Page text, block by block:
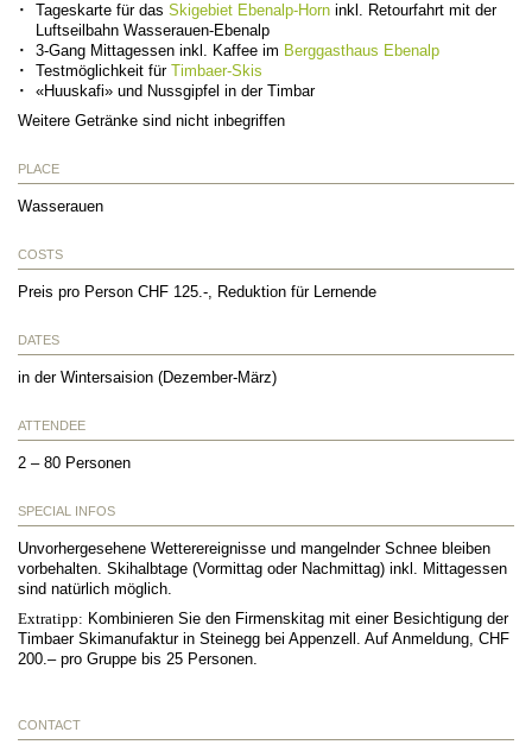
Tageskarte für das Skigebiet Ebenalp-Horn inkl. Retourfahrt mit der
Luftseilbahn Wasserauen-Ebenalp
3-Gang Mittagessen inkl. Kaffee im Berggasthaus Ebenalp
Testmöglichkeit für Timbaer-Skis
«Huuskafi» und Nussgipfel in der Timbar
Weitere Getränke sind nicht inbegriffen
PLACE
Wasserauen
COSTS
Preis pro Person CHF 125.-, Reduktion für Lernende
DATES
in der Wintersaision (Dezember-März)
ATTENDEE
2 – 80 Personen
SPECIAL INFOS
Unvorhergesehene Wetterereignisse und mangelnder Schnee bleiben
vorbehalten. Skihalbtage (Vormittag oder Nachmittag) inkl. Mittagessen
sind natürlich möglich.
Extratipp: Kombinieren Sie den Firmenskitag mit einer Besichtigung der
Timbaer Skimanufaktur in Steinegg bei Appenzell. Auf Anmeldung, CHF
200.– pro Gruppe bis 25 Personen.
CONTACT